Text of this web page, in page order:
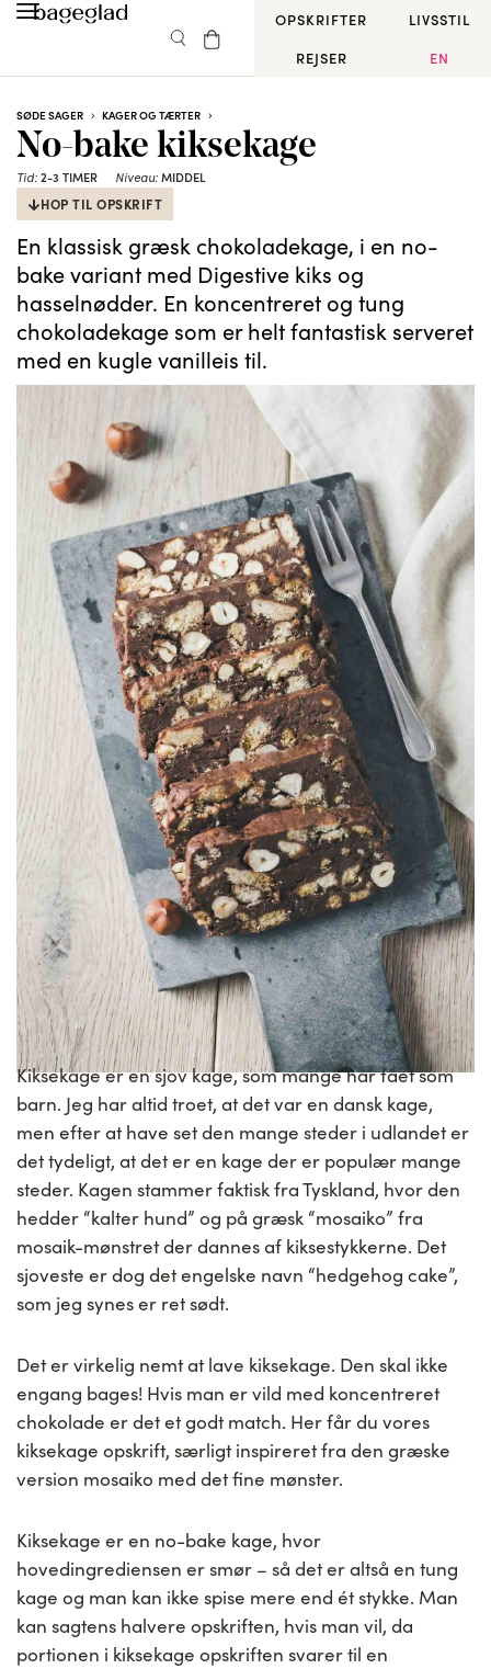
OPSKRIFTER
LIVSSTIL
REJSER
EN
SØDE SAGER KAGER OG TÆRTER
No-bake kiksekage
Tid:2-3 TIMER Niveau:MIDDEL
HOP TIL OPSKRIFT
En klassisk græsk chokoladekage, i en no-
bake variant med Digestive kiks og
hasselnødder. En koncentreret og tung
chokoladekage som er helt fantastisk serveret
med en kugle vanilleis til.
Kiksekage er en sjov kage, som mange har fået som
barn. Jeg har altid troet, at det var en dansk kage,
men efter at have set den mange steder i udlandet er
det tydeligt, at det er en kage der er populær mange
steder. Kagen stammer faktisk fra Tyskland, hvor den
hedder “kalter hund” og på græsk “mosaiko” fra
mosaik-mønstret der dannes af kiksestykkerne. Det
sjoveste er dog det engelske navn “hedgehog cake”,
som jeg synes er ret sødt.
Det er virkelig nemt at lave kiksekage. Den skal ikke
engang bages! Hvis man er vild med koncentreret
chokolade er det et godt match. Her får du vores
kiksekage opskrift, særligt inspireret fra den græske
version mosaiko med det fine mønster.
Kiksekage er en no-bake kage, hvor
hovedingrediensen er smør – så det er altså en tung
kage og man kan ikke spise mere end ét stykke. Man
kan sagtens halvere opskriften, hvis man vil, da
portionen i kiksekage opskriften svarer til en